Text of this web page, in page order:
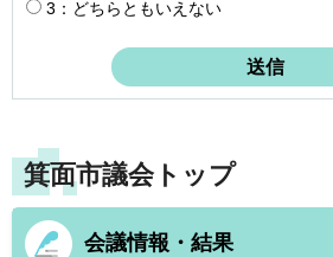
3：どちらともいえない
箕面市議会トップ
会議情報・結果